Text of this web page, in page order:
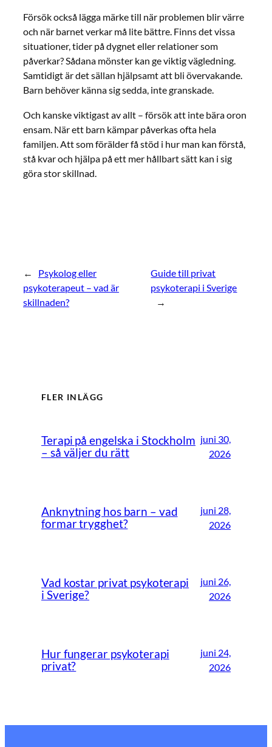
Försök också lägga märke till när problemen blir värre
och när barnet verkar må lite bättre. Finns det vissa
situationer, tider på dygnet eller relationer som
påverkar? Sådana mönster kan ge viktig vägledning.
Samtidigt är det sällan hjälpsamt att bli övervakande.
Barn behöver känna sig sedda, inte granskade.
Och kanske viktigast av allt – försök att inte bära oron
ensam. När ett barn kämpar påverkas ofta hela
familjen. Att som förälder få stöd i hur man kan förstå,
stå kvar och hjälpa på ett mer hållbart sätt kan i sig
göra stor skillnad.
←
Psykolog eller
psykoterapeut – vad är
skillnaden?
Guide till privat
psykoterapi i Sverige
→
FLER INLÄGG
Terapi på engelska i Stockholm
– så väljer du rätt
juni 30,
2026
Anknytning hos barn – vad
formar trygghet?
juni 28,
2026
Vad kostar privat psykoterapi
i Sverige?
juni 26,
2026
Hur fungerar psykoterapi
privat?
juni 24,
2026